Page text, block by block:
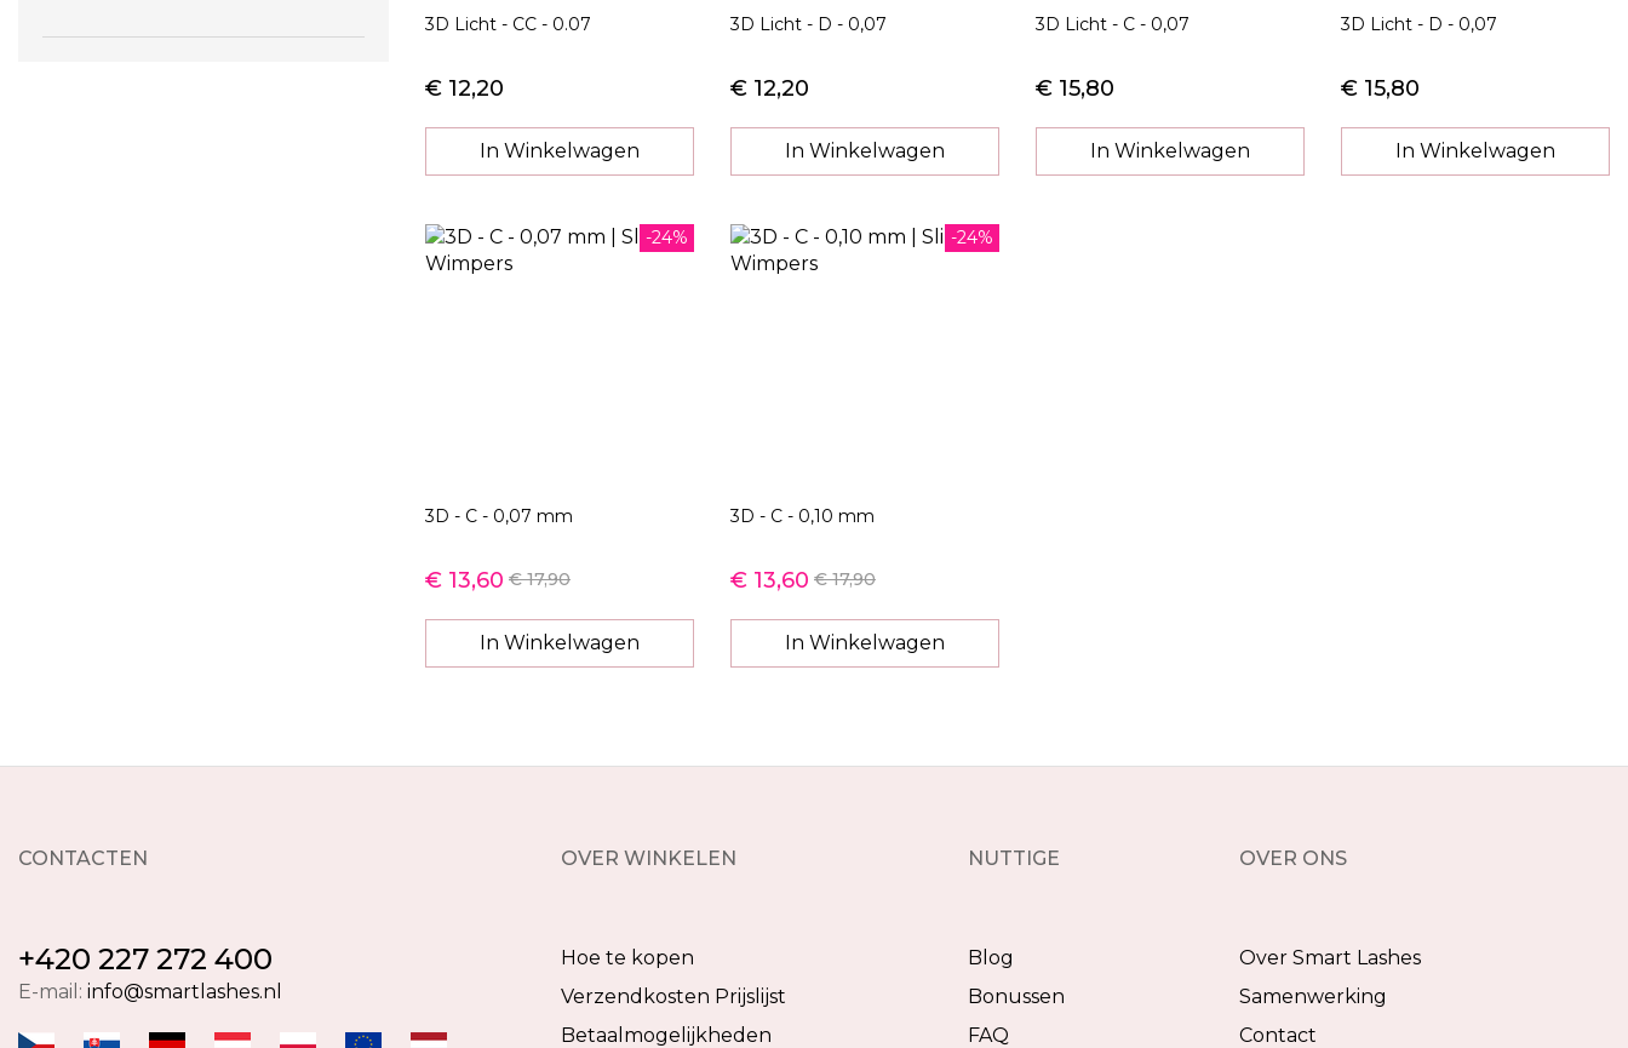
3D Licht - CC - 0.07
€ 12,20
In Winkelwagen
3D Licht - D - 0,07
€ 12,20
In Winkelwagen
3D Licht - C - 0,07
€ 15,80
In Winkelwagen
3D Licht - D - 0,07
€ 15,80
In Winkelwagen
-24%
3D - C - 0,07 mm
€ 13,60 € 17,90
In Winkelwagen
-24%
3D - C - 0,10 mm
€ 13,60 € 17,90
In Winkelwagen
CONTACTEN
+420 227 272 400
E-mail: info@smartlashes.nl
OVER WINKELEN
Hoe te kopen
Verzendkosten Prijslijst
Betaalmogelijkheden
NUTTIGE
Blog
Bonussen
FAQ
OVER ONS
Over Smart Lashes
Samenwerking
Contact